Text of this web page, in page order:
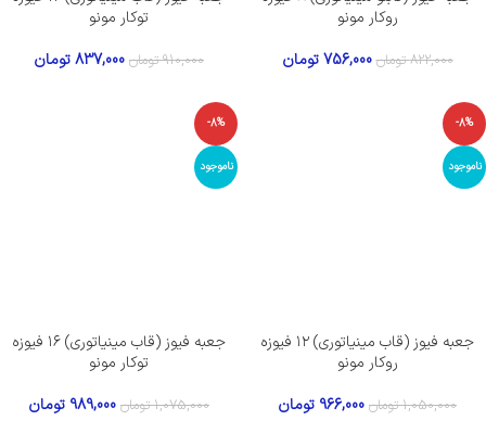
روکار مونو
822,000 تومان 756,000 تومان
توکار مونو
910,000 تومان 837,000تومان
-8%
ناموجود
جعبه فیوز (قاب مینیاتوری) ۱۲ فیوزه
روکار مونو
1,050,000 تومان 966,000 تومان
-8%
ناموجود
جعبه فیوز (قاب مینیاتوری) ۱۶ فیوزه
توکار مونو
1,075,000 تومان 989,000 تومان